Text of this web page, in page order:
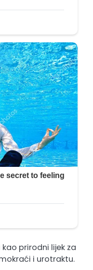
prirodni lijek za
i urotraktu.